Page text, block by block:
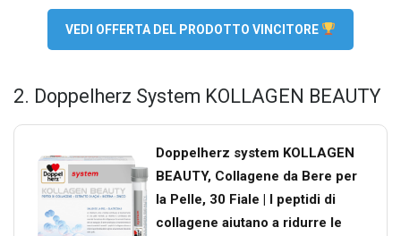
VEDI OFFERTA DEL PRODOTTO VINCITORE
2. Doppelherz System KOLLAGEN BEAUTY
Doppelherz system KOLLAGEN
BEAUTY, Collagene da Bere per
la Pelle, 30 Fiale | I peptidi di
collagene aiutano a ridurre le